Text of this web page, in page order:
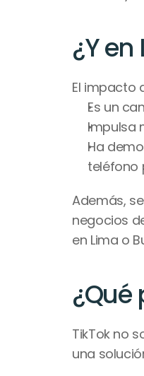
¿Y
El impacto
Es un
Impulsa
Ha
teléfono
Además,
negocios
en Lima o
TikTok no
una